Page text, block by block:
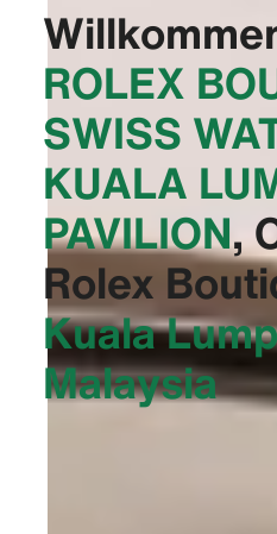
‭ROLEX
SWISS
KUALA
PAVILION‬,
Rolex
Kuala
Malaysia